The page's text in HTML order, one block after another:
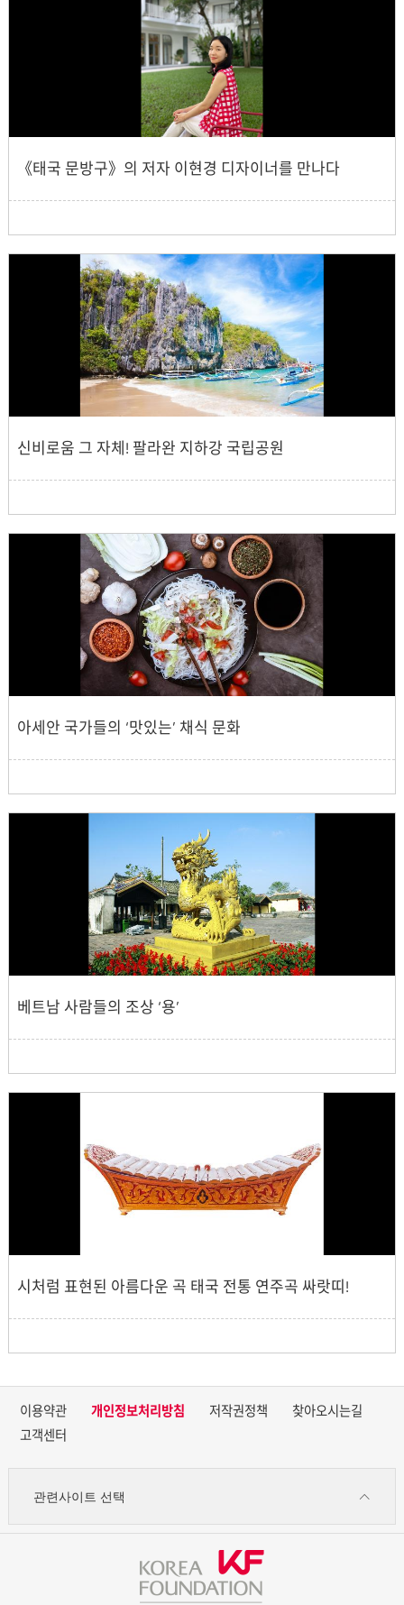
《태국 문방구》의 저자 이현경 디자이너를 만나다
신비로움 그 자체! 팔라완 지하강 국립공원
아세안 국가들의 ‘맛있는’ 채식 문화
베트남 사람들의 조상 ‘용’
시처럼 표현된 아름다운 곡 태국 전통 연주곡 싸랏띠!
이용약관 개인정보처리방침 저작권정책
찾아오시는길
고객센터
관련사이트 선택